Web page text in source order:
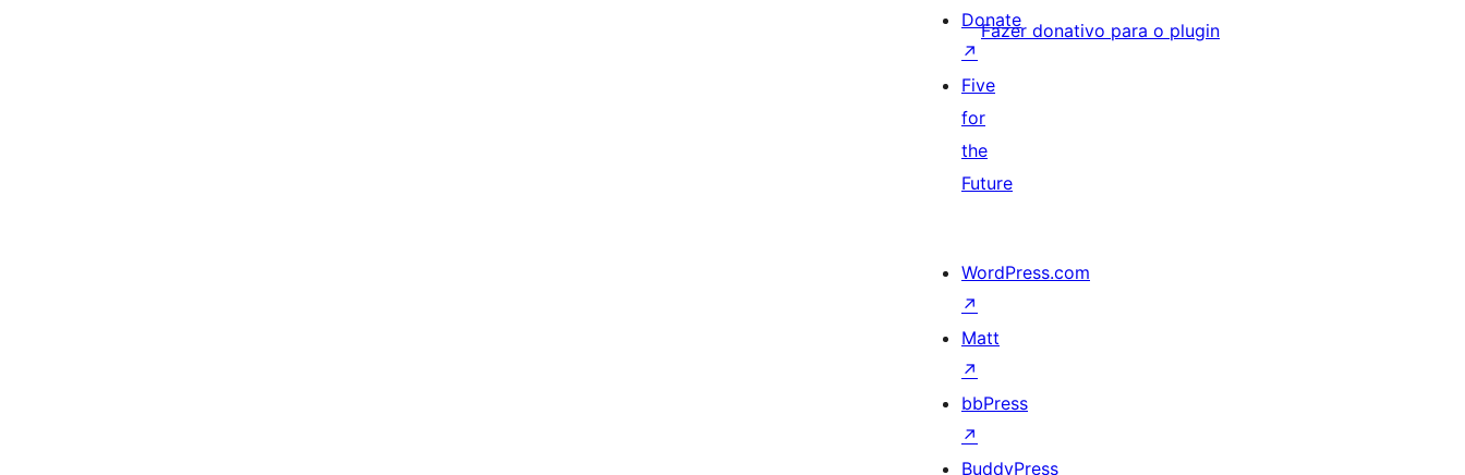
Fazer donativo para o plugin
Donate
↗
Five
for
the
Future
WordPress.com
↗
Matt
↗
bbPress
↗
BuddyPress